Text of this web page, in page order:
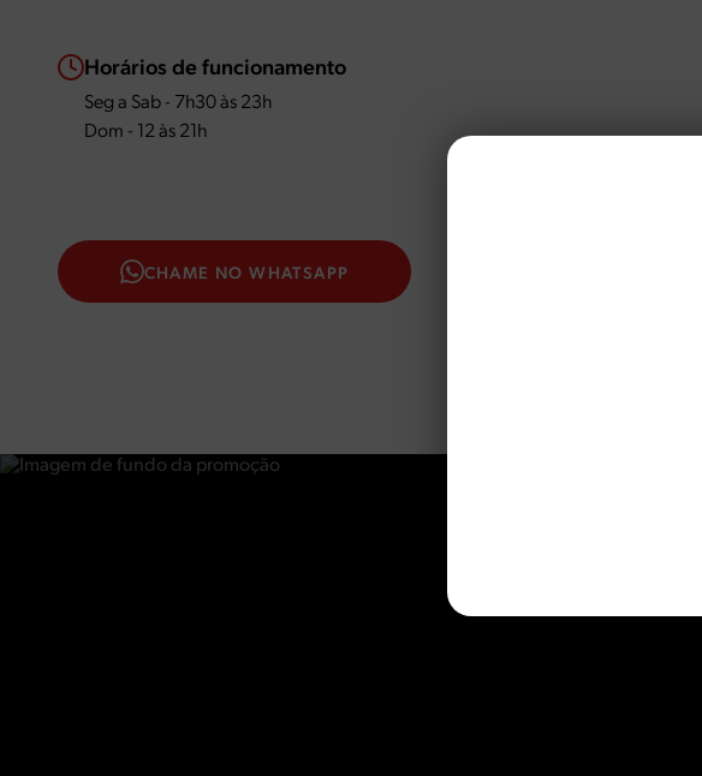
Horários de funcionamento
Seg a Sab - 7h30 às 23h
Dom - 12 às 21h
CHAME NO WHATSAPP